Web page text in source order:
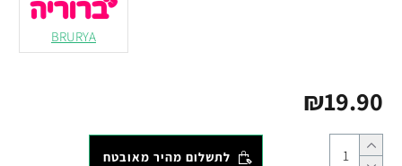
₪19.90
BRURYA
לתשלום מהיר מאובטח